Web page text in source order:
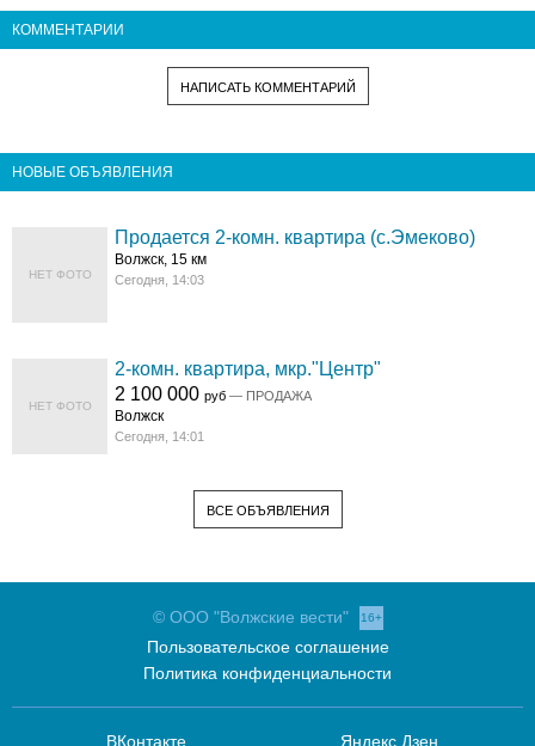
КОММЕНТАРИИ
НАПИСАТЬ КОММЕНТАРИЙ
НОВЫЕ ОБЪЯВЛЕНИЯ
НЕТ ФОТО
Продается 2-комн. квартира (с.Эмеково)
Волжск, 15 км
Сегодня, 14:03
НЕТ ФОТО
2-комн. квартира, мкр."Центр"
2 100 000руб — ПРОДАЖА
Волжск
Сегодня, 14:01
ВСЕ ОБЪЯВЛЕНИЯ
© ООО "Волжские вести" 16+
Пользовательское соглашение
Политика конфиденциальности
ВКонтакте Яндекс.Дзен